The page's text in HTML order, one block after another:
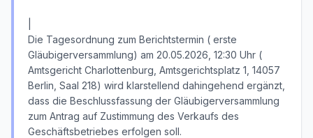
Die Tagesordnung zum Berichtstermin ( erste
Gläubigerversammlung) am 20.05.2026, 12:30 Uhr (
Amtsgericht Charlottenburg, Amtsgerichtsplatz 1, 14057
Berlin, Saal 218) wird klarstellend dahingehend ergänzt,
dass die Beschlussfassung der Gläubigerversammlung
zum Antrag auf Zustimmung des Verkaufs des
Geschäftsbetriebes erfolgen soll.